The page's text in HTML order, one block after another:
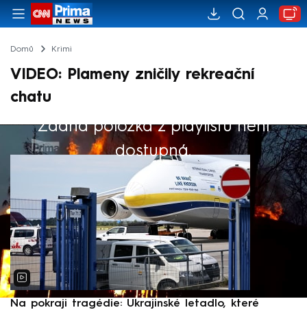
Domů Krimi
VIDEO: Plameny zničily rekreační
chatu
Žádná položka z playlistu není
dostupná.
Výběr redakce
Na pokraji tragédie: Ukrajinské letadlo, které